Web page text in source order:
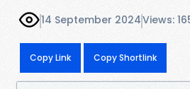
14 September 2024Views:
Copy Link Copy Shortlink